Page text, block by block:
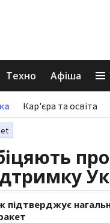
Техно Афіша
Кар'єра та освіта